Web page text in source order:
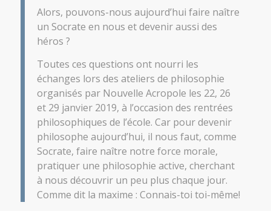
Alors, pouvons-nous aujourd’hui faire naître
un Socrate en nous et devenir aussi des
héros ?
Toutes ces questions ont nourri les
échanges lors des ateliers de philosophie
organisés par Nouvelle Acropole les 22, 26
et 29 janvier 2019, à l’occasion des rentrées
philosophiques de l’école. Car pour devenir
philosophe aujourd’hui, il nous faut, comme
Socrate, faire naître notre force morale,
pratiquer une philosophie active, cherchant
à nous découvrir un peu plus chaque jour.
Comme dit la maxime : Connais-toi toi-même!